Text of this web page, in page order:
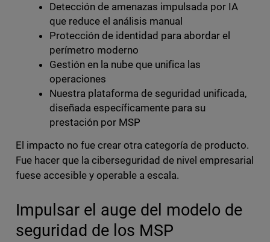
Detección de amenazas impulsada por IA
que reduce el análisis manual
Protección de identidad para abordar el
perímetro moderno
Gestión en la nube que unifica las
operaciones
Nuestra plataforma de seguridad unificada,
diseñada específicamente para su
prestación por MSP
El impacto no fue crear otra categoría de producto.
Fue hacer que la ciberseguridad de nivel empresarial
fuese accesible y operable a escala.
Impulsar el auge del modelo de
seguridad de los MSP